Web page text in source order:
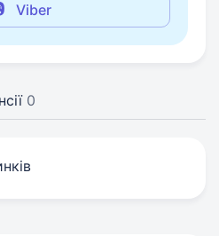
Viber
0